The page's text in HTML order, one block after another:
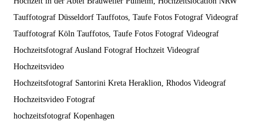
Tauffotograf Düsseldorf Tauffotos, Taufe Fotos Fotograf Videograf
Tauffotograf Köln Tauffotos, Taufe Fotos Fotograf Videograf
Hochzeitsfotograf Ausland Fotograf Hochzeit Videograf
Hochzeitsvideo
Hochzeitsfotograf Santorini Kreta Heraklion, Rhodos Videograf
Hochzeitsvideo Fotograf
hochzeitsfotograf Kopenhagen